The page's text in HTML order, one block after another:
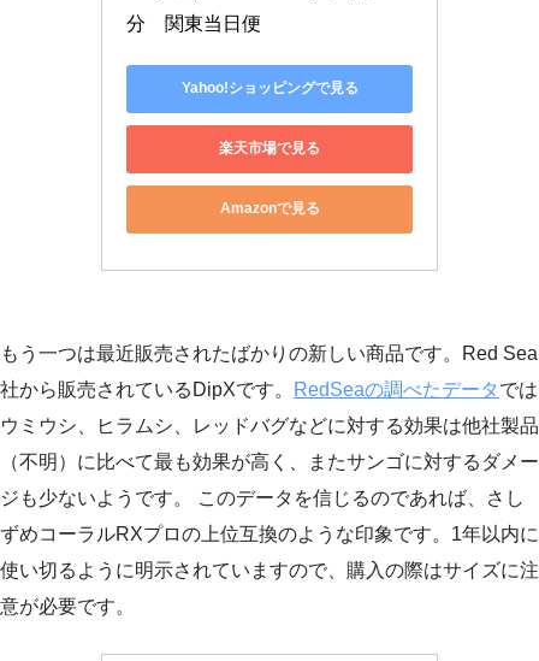
分　関東当日便
Yahoo!ショッピングで見る
楽天市場で見る
Amazonで見る
もう一つは最近販売されたばかりの新しい商品です。Red Sea
社から販売されているDipXです。
RedSeaの調べたデータ では
ウミウシ、ヒラムシ、レッドバグなどに対する効果は他社製品
（不明）に比べて最も効果が高く、またサンゴに対するダメー
ジも少ないようです。 このデータを信じるのであれば、さし
ずめコーラルRXプロの上位互換のような印象です。1年以内に
使い切るように明示されていますので、購入の際はサイズに注
意が必要です。